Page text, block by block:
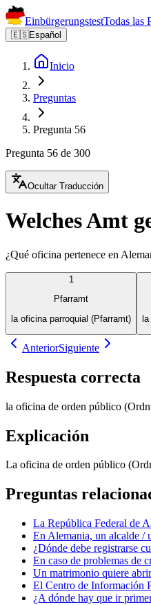
EinbürgerungstestTodas las
🇪🇸Español
Inicio
Preguntas
Pregunta 56
Pregunta 56 de 300
Ocultar Traducción
Welches Amt
¿Qué oficina pertenece en
1
Pfarramt
la oficina parroquial (Pfarramt)
la
AnteriorSiguiente
Respuesta correcta
la oficina de orden público
Explicación
La oficina de orden público
Preguntas
La República Federal de
En Alemania, un alcalde /
¿Dónde debe registrarse
En caso de problemas de
Un matrimonio quiere
El Centro de Información
¿A dónde hay que ir